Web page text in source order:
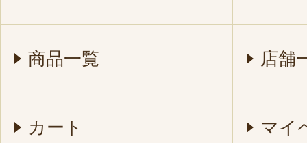
商品一覧 店舗
カート マイ